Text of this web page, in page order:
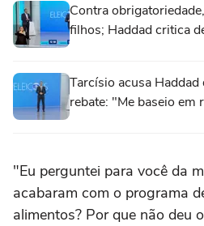
Contra
filhos; Haddad critica
Tarcísio acusa
rebate: "Me baseio em
"Eu perguntei para você da
acabaram com o programa
alimentos? Por que não deu